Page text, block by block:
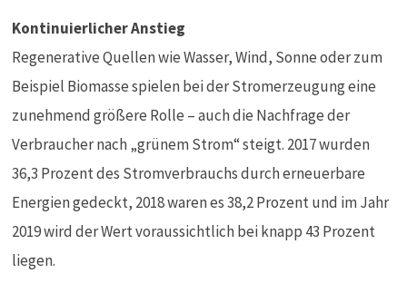
Kontinuierlicher Anstieg
Regenerative Quellen wie Wasser, Wind, Sonne oder zum
Beispiel Biomasse spielen bei der Stromerzeugung eine
zunehmend größere Rolle – auch die Nachfrage der
Verbraucher nach „grünem Strom“ steigt. 2017 wurden
36,3 Prozent des Stromverbrauchs durch erneuerbare
Energien gedeckt, 2018 waren es 38,2 Prozent und im Jahr
2019 wird der Wert voraussichtlich bei knapp 43 Prozent
liegen.